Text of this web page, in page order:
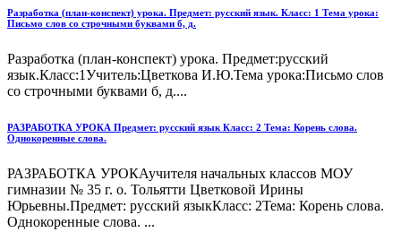
Разработка (план-конспект) урока. Предмет: русский язык. Класс: 1 Тема урока:
Письмо слов со строчными буквами б, д.
Разработка (план-конспект) урока. Предмет:русский
язык.Класс:1Учитель:Цветкова И.Ю.Тема урока:Письмо слов
со строчными буквами б, д....
РАЗРАБОТКА УРОКА Предмет: русский язык Класс: 2 Тема: Корень слова.
Однокоренные слова.
РАЗРАБОТКА УРОКАучителя начальных классов МОУ
гимназии № 35 г. о. Тольятти Цветковой Ирины
Юрьевны.Предмет: русский языкКласс: 2Тема: Корень слова.
Однокоренные слова. ...